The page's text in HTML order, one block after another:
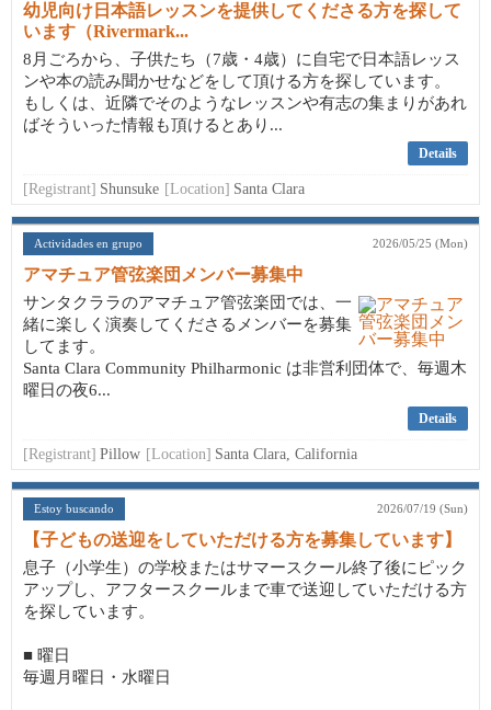
幼児向け日本語レッスンを提供してくださる方を探して
います（Rivermark...
8月ごろから、子供たち（7歳・4歳）に自宅で日本語レッス
ンや本の読み聞かせなどをして頂ける方を探しています。
もしくは、近隣でそのようなレッスンや有志の集まりがあれ
ばそういった情報も頂けるとあり...
Details
[Registrant] Shunsuke [Location] Santa Clara
Actividades en grupo 2026/05/25 (Mon)
アマチュア管弦楽団メンバー募集中
サンタクララのアマチュア管弦楽団では、一
緒に楽しく演奏してくださるメンバーを募集
してます。
Santa Clara Community Philharmonic は非営利団体で、毎週木
曜日の夜6...
Details
[Registrant] Pillow [Location] Santa Clara, California
Estoy buscando 2026/07/19 (Sun)
【子どもの送迎をしていただける方を募集しています】
息子（小学生）の学校またはサマースクール終了後にピック
アップし、アフタースクールまで車で送迎していただける方
を探しています。
■ 曜日
毎週月曜日・水曜日